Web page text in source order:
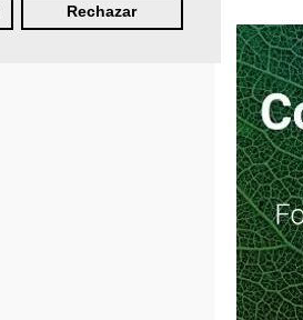
Rechazar